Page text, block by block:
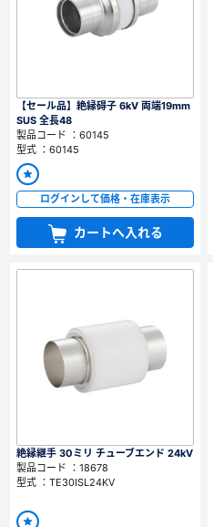
【セール品】絶縁碍子 6kV 両端19mm
SUS 全長48
製品コード ：60145
型式 ：60145
ログインして価格・在庫表示
カートへ入れる
絶縁継手 30ミリ チューブエンド 24kV
製品コード ：18678
型式 ：TE30ISL24KV